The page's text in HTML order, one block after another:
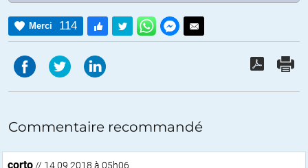
Merci 114
Commentaire recommandé
corto // 14.09.2018 à 05h06